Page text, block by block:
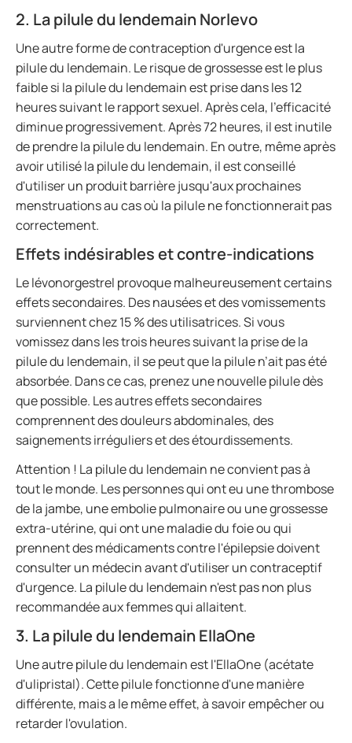
2. La pilule du lendemain Norlevo
Une autre forme de contraception d'urgence est la
pilule du lendemain. Le risque de grossesse est le plus
faible si la pilule du lendemain est prise dans les 12
heures suivant le rapport sexuel. Après cela, l'efficacité
diminue progressivement. Après 72 heures, il est inutile
de prendre la pilule du lendemain. En outre, même après
avoir utilisé la pilule du lendemain, il est conseillé
d'utiliser un produit barrière jusqu'aux prochaines
menstruations au cas où la pilule ne fonctionnerait pas
correctement.
Effets indésirables et contre-indications
Le lévonorgestrel provoque malheureusement certains
effets secondaires. Des nausées et des vomissements
surviennent chez 15 % des utilisatrices. Si vous
vomissez dans les trois heures suivant la prise de la
pilule du lendemain, il se peut que la pilule n’ait pas été
absorbée. Dans ce cas, prenez une nouvelle pilule dès
que possible. Les autres effets secondaires
comprennent des douleurs abdominales, des
saignements irréguliers et des étourdissements.
Attention ! La pilule du lendemain ne convient pas à
tout le monde. Les personnes qui ont eu une thrombose
de la jambe, une embolie pulmonaire ou une grossesse
extra-utérine, qui ont une maladie du foie ou qui
prennent des médicaments contre l'épilepsie doivent
consulter un médecin avant d'utiliser un contraceptif
d'urgence. La pilule du lendemain n'est pas non plus
recommandée aux femmes qui allaitent.
3. La pilule du lendemain EllaOne
Une autre pilule du lendemain est l'EllaOne (acétate
d'ulipristal). Cette pilule fonctionne d'une manière
différente, mais a le même effet, à savoir empêcher ou
retarder l'ovulation.